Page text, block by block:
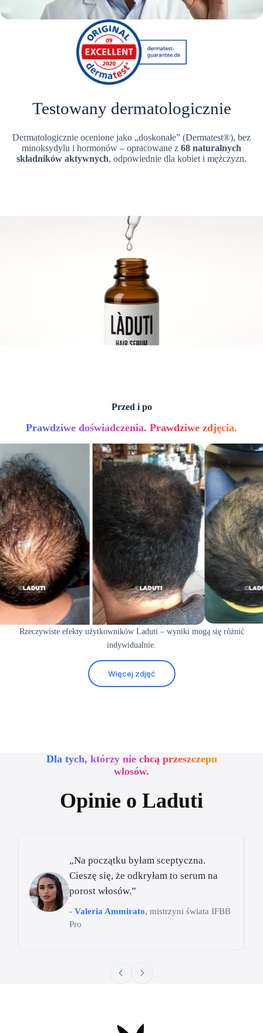
Testowany dermatologicznie
Dermatologicznie ocenione jako „doskonałe” (Dermatest®), bez
minoksydylu i hormonów – opracowane z 68 naturalnych
składników aktywnych, odpowiednie dla kobiet i mężczyzn.
Przed i po
Prawdziwe doświadczenia. Prawdziwe zdjęcia.
Rzeczywiste efekty użytkowników Laduti – wyniki mogą się różnić
indywidualnie.
Więcej zdjęć
Dla tych, którzy nie chcą przeszczepu
włosów.
Opinie o Laduti
„Na początku byłam sceptyczna.
Cieszę się, że odkryłam to serum na
porost włosów.”
-Valeria Ammirato, mistrzyni świata IFBB
Pro